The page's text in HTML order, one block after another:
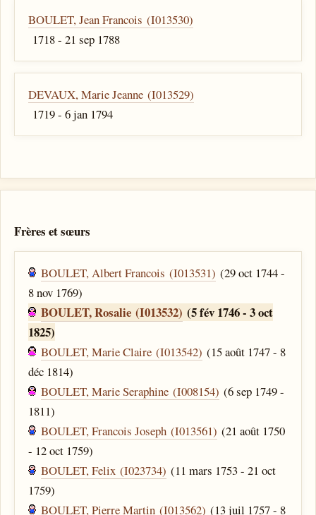
BOULET, Jean Francois (I013530)
1718 - 21 sep 1788
DEVAUX, Marie Jeanne (I013529)
1719 - 6 jan 1794
Frères et sœurs
BOULET, Albert Francois (I013531) (29 oct 1744 -
8 nov 1769)
BOULET, Rosalie (I013532) (5 fév 1746 - 3 oct
1825)
BOULET, Marie Claire (I013542) (15 août 1747 - 8
déc 1814)
BOULET, Marie Seraphine (I008154) (6 sep 1749 -
1811)
BOULET, Francois Joseph (I013561) (21 août 1750
- 12 oct 1759)
BOULET, Felix (I023734) (11 mars 1753 - 21 oct
1759)
BOULET, Pierre Martin (I013562) (13 juil 1757 - 8